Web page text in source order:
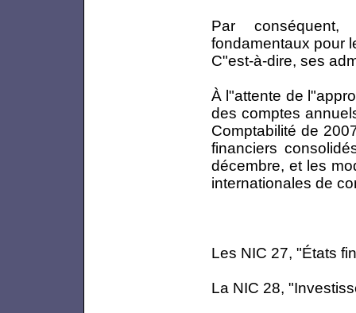
Par
fondamentaux pour
C"est-à-dire, ses
À l"attente de
des comptes
Comptabilité de
financiers
décembre, et les
internationales de
Les NIC 27, "États
La NIC 28,